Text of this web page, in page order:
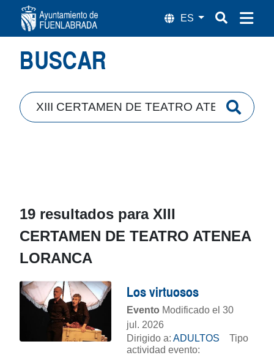
Búsqueda
BUSCAR
19 resultados para XIII
CERTAMEN DE TEATRO ATENEA
LORANCA
Los virtuosos
Evento Modificado el 30
jul. 2026
Dirigido a: ADULTOS
Tipo
actividad evento: